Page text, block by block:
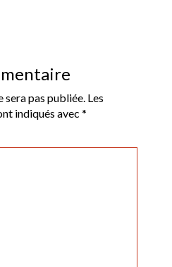
sera pas publiée. Les
indiqués avec*